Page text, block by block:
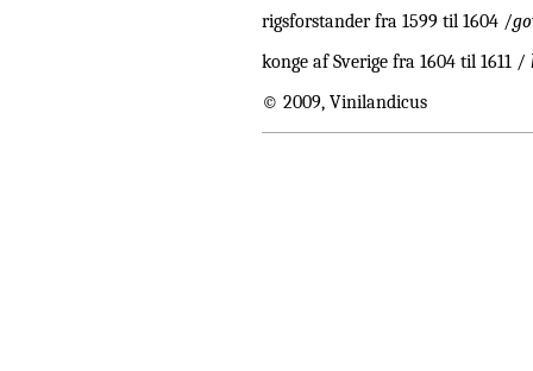
rigsforstander fra 1599 til 1604 /
konge af Sverige fra 1604 til 1611 /
© 2009, Vinilandicus